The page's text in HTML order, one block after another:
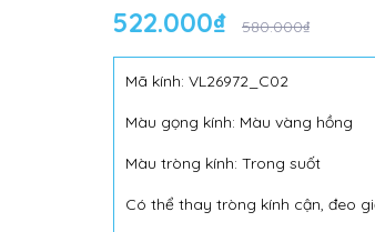
522.000₫ 580.000₫
Mã kính: VL26972_C02
Màu gọng kính: Màu vàng hồng
Màu tròng kính: Trong suốt
Có thể thay tròng kính cận, đeo